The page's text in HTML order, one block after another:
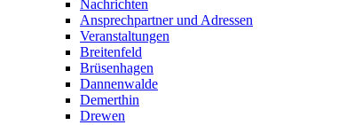
Nachrichten
Ansprechpartner und Adressen
Veranstaltungen
Breitenfeld
Brüsenhagen
Dannenwalde
Demerthin
Drewen